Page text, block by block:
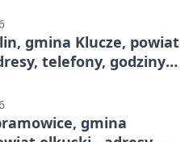
gmina Klucze, powiat
telefony, godziny
gmina